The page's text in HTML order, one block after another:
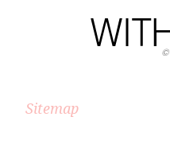
©
Sitemap